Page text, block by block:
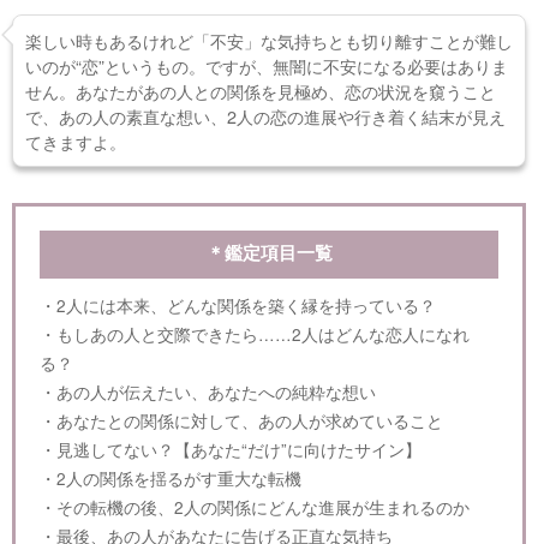
楽しい時もあるけれど「不安」な気持ちとも切り離すことが難し
いのが“恋”というもの。ですが、無闇に不安になる必要はありま
せん。あなたがあの人との関係を見極め、恋の状況を窺うこと
で、あの人の素直な想い、2人の恋の進展や行き着く結末が見え
てきますよ。
＊鑑定項目一覧
・2人には本来、どんな関係を築く縁を持っている？
・もしあの人と交際できたら……2人はどんな恋人になれ
る？
・あの人が伝えたい、あなたへの純粋な想い
・あなたとの関係に対して、あの人が求めていること
・見逃してない？【あなた“だけ”に向けたサイン】
・2人の関係を揺るがす重大な転機
・その転機の後、2人の関係にどんな進展が生まれるのか
・最後、あの人があなたに告げる正直な気持ち